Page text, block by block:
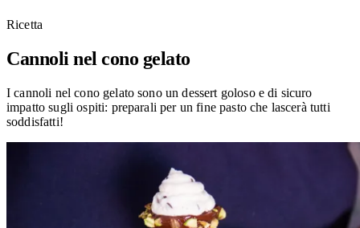
Ricetta
Cannoli nel cono gelato
I cannoli nel cono gelato sono un dessert goloso e di sicuro
impatto sugli ospiti: preparali per un fine pasto che lascerà tutti
soddisfatti!